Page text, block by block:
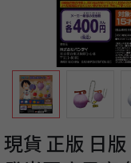
現貨 正版 日